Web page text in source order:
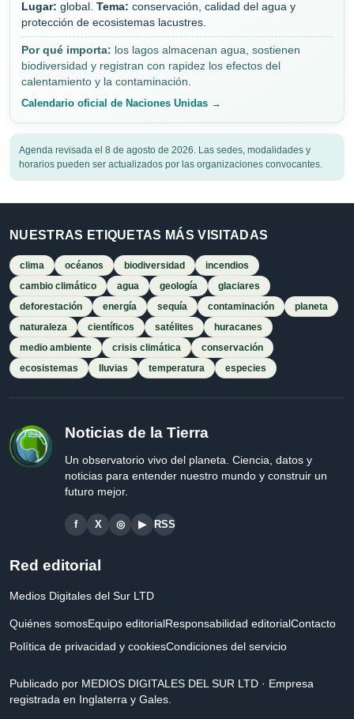
Lugar: global. Tema: conservación, calidad del agua y
protección de ecosistemas lacustres.
Por qué importa: los lagos almacenan agua, sostienen
biodiversidad y registran con rapidez los efectos del
calentamiento y la contaminación.
Calendario oficial de Naciones Unidas →
Agenda revisada el 8 de agosto de 2026. Las sedes, modalidades y
horarios pueden ser actualizados por las organizaciones convocantes.
NUESTRAS ETIQUETAS MÁS VISITADAS
clima océanos biodiversidad
incendios
cambio climático
agua geología
glaciares
deforestación
energía sequía contaminación
planeta
naturaleza
científicos satélites
huracanes
medio ambiente
crisis climática
conservación
ecosistemas
lluvias temperatura especies
Noticias de la Tierra
Un observatorio vivo del planeta. Ciencia, datos y
noticias para entender nuestro mundo y construir un
futuro mejor.
f X ◎ ▶ RSS
Red editorial
Medios Digitales del Sur LTD
Quiénes somosEquipo editorialResponsabilidad editorialContacto
Política de privacidad y cookiesCondiciones del servicio
Publicado por MEDIOS DIGITALES DEL SUR LTD · Empresa
registrada en Inglaterra y Gales.